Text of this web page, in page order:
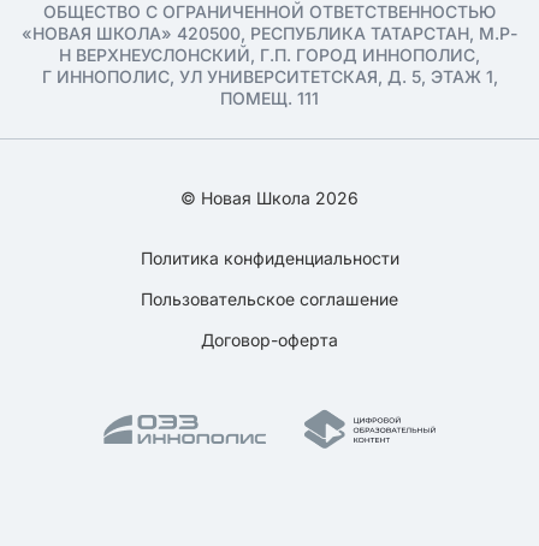
ОБЩЕСТВО С ОГРАНИЧЕННОЙ ОТВЕТСТВЕННОСТЬЮ
«НОВАЯ ШКОЛА» 420500, РЕСПУБЛИКА ТАТАРСТАН, М.Р-
Н ВЕРХНЕУСЛОНСКИЙ, Г.П. ГОРОД ИННОПОЛИС,
Г ИННОПОЛИС, УЛ УНИВЕРСИТЕТСКАЯ, Д. 5, ЭТАЖ 1,
ПОМЕЩ. 111
© Новая Школа 2026
Политика конфиденциальности
Пользовательское соглашение
Договор-оферта